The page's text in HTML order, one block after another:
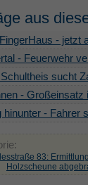
aus
- jetzt
- Feuerwehr
sucht
- Großeinsatz
hinunter - Fahrer
83:
Holzscheune